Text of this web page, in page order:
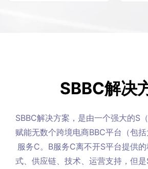
SBBC解决
SBBC解决方案，是由一个强大的S
赋能无数个跨境电商BBC平台（包
服务C。 B服务C离不开S平台提供
式、供应链、技术、运营支持，但